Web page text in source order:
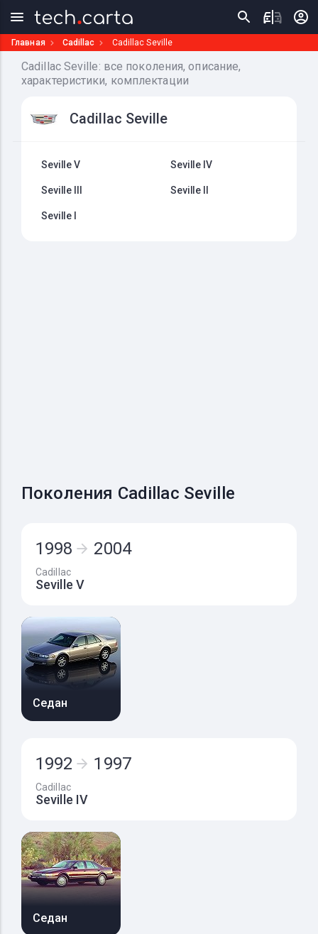
Главная Cadillac Cadillac Seville
Cadillac Seville: все поколения, описание,
характеристики, комплектации
Cadillac Seville
Seville V Seville IV
Seville III Seville II
Seville I
Поколения Cadillac Seville
1998 2004
Cadillac
Seville V
Седан
1992 1997
Cadillac
Seville IV
Седан